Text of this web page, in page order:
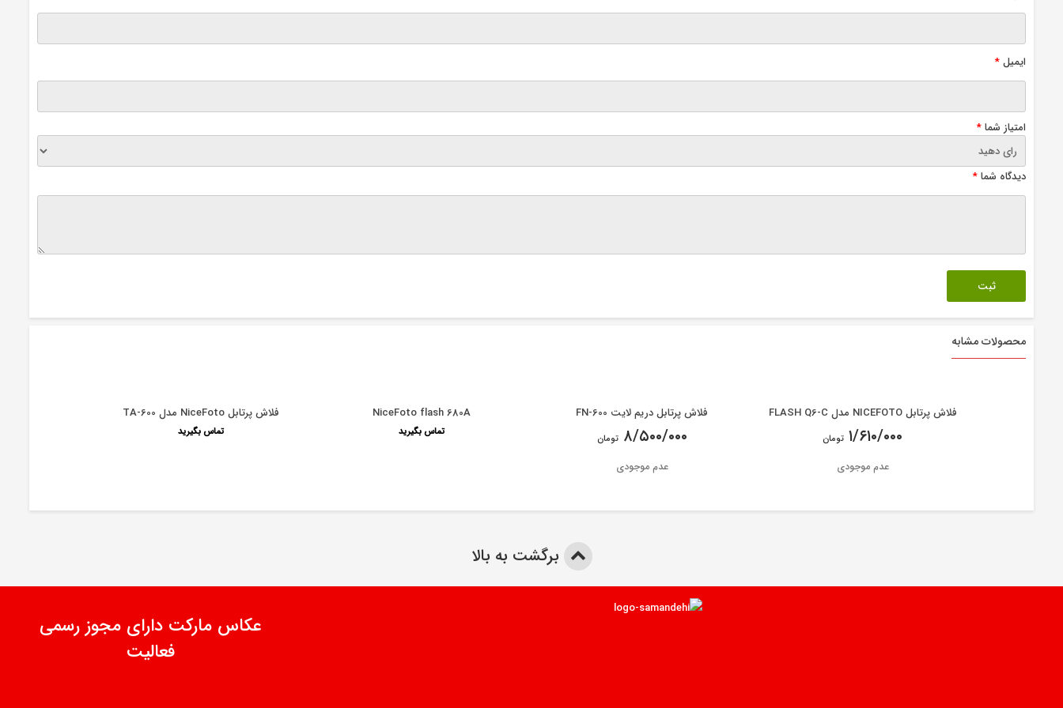
ایمیل*
امتیاز شما*
دیدگاه شما*
محصولات مشابه
فلاش پرتابل NICEFOTO مدل FLASH Q6-C
۱/۶۱۰/۰۰۰ تومان
عدم موجودی
فلاش پرتابل دریم لایت FN-600
۸/۵۰۰/۰۰۰ تومان
عدم موجودی
NiceFoto flash 680A
تماس بگیرید
فلاش پرتابل NiceFoto مدل TA-600
تماس بگیرید
برگشت به بالا
عکاس مارکت دارای مجوز رسمی
فعالیت